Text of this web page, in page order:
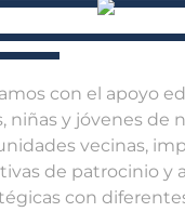
con el apoyo
niñas y jóvenes de
vecinas,
de patrocinio y
con